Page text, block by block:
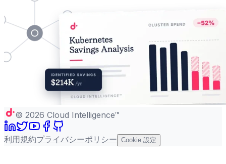
© 2026 Cloud Intelligence™
利用規約プライバシーポリシー Cookie 設定